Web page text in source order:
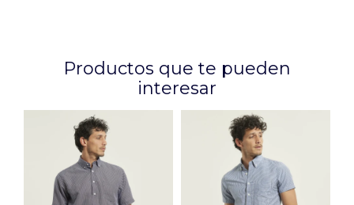
Productos que te pueden
interesar